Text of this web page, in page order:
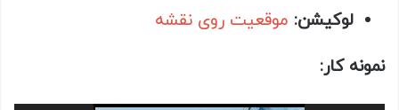
لوکیشن: موقعیت روی نقشه
نمونه کار: